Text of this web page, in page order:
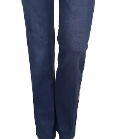
MUSTANG PÁNSKÉ TRIKO S KRÁTKÝM
RUKÁVEM
399 Kč